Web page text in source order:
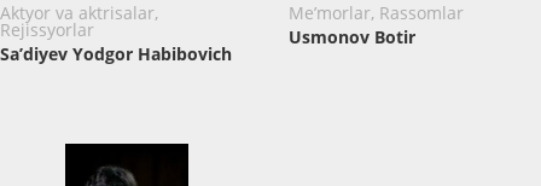
Aktyor va aktrisalar,
Rejissyorlar
Sa’diyev Yodgor Habibovich
Me’morlar, Rassomlar
Usmonov Botir